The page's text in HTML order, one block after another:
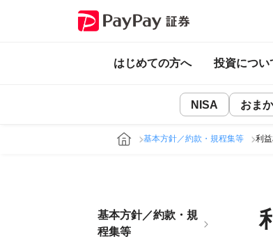
はじめての方へ 投資につい
NISA おま
基本方針／約款・規程集等 利
基本方針／約款・規
程集等